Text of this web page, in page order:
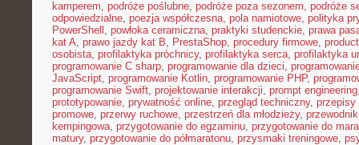
kamperem, podróże poślubne, podróże poza sezonem, podróże
odpowiedzialne, poezja współczesna, pola namiotowe, polityka
PowerShell , powłoka ceramiczna, praktyki studenckie, prawa
kat A, prawo jazdy kat B, PrestaShop, procedury firmowe,
osobista, profilaktyka próchnicy, profilaktyka serca, profilaktyka
programowanie C sharp, programowanie dla dzieci,
JavaScript, programowanie Kotlin, programowanie PHP,
programowanie Swift, projektowanie interakcji, prompt engineering
prototypowanie, prywatność online, przegląd techniczny, przepisy
promowe, przerwy ruchowe, przestrzeń dla młodzieży,
kempingowa, przygotowanie do egzaminu, przygotowanie do
matury, przygotowanie do półmaratonu, przysmaki treningowe,